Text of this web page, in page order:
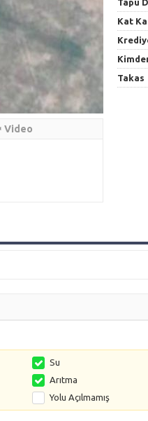
Video
Tapu
Kat
Takas
Su
Arıtma
Yolu Açılmamış